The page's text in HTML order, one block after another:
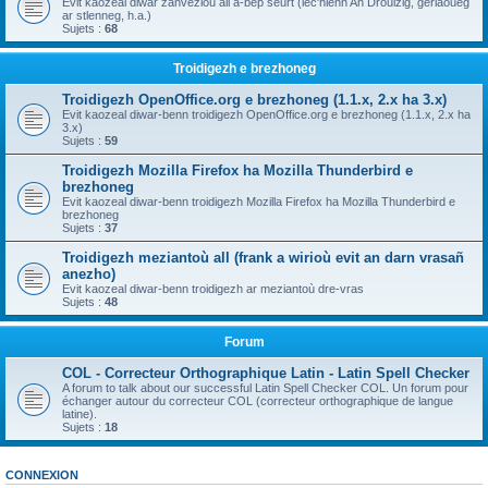
ar stlenneg, h.a.)
Sujets : 68
Troidigezh e brezhoneg
Troidigezh OpenOffice.org e brezhoneg (1.1.x, 2.x ha 3.x)
Evit kaozeal diwar-benn troidigezh OpenOffice.org e brezhoneg (1.1.x, 2.x ha
3.x)
Sujets : 59
Troidigezh Mozilla Firefox ha Mozilla Thunderbird e
brezhoneg
Evit kaozeal diwar-benn troidigezh Mozilla Firefox ha Mozilla Thunderbird e
brezhoneg
Sujets : 37
Troidigezh meziantoù all (frank a wirioù evit an darn vrasañ
anezho)
Evit kaozeal diwar-benn troidigezh ar meziantoù dre-vras
Sujets : 48
Forum
COL - Correcteur Orthographique Latin - Latin Spell Checker
A forum to talk about our successful Latin Spell Checker COL. Un forum pour
échanger autour du correcteur COL (correcteur orthographique de langue
latine).
Sujets : 18
CONNEXION